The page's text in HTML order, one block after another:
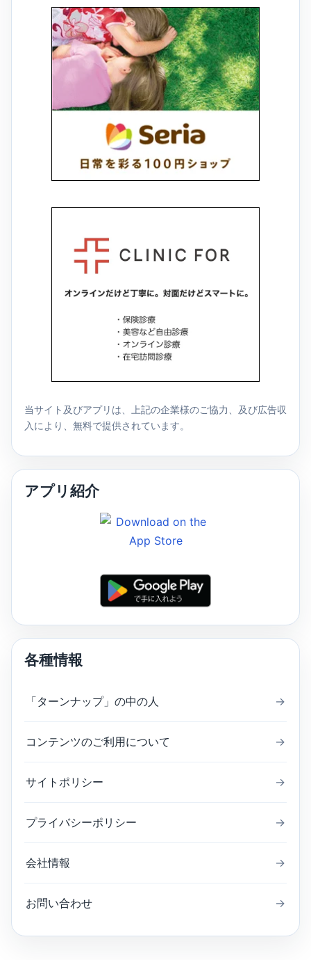
当サイト及びアプリは、上記の企業様のご協力、及び広告収
入により、無料で提供されています。
アプリ紹介
各種情報
「ターンナップ」の中の人 →
コンテンツのご利用について →
サイトポリシー →
プライバシーポリシー →
会社情報 →
お問い合わせ →